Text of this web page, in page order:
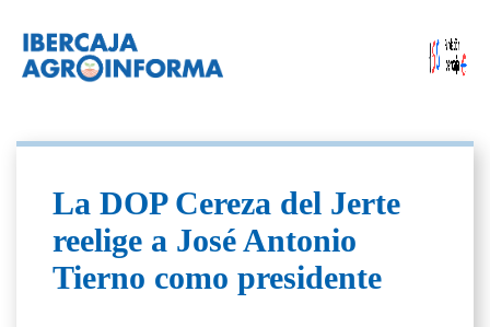
La DOP Cereza del Jerte
reelige a José Antonio
Tierno como presidente